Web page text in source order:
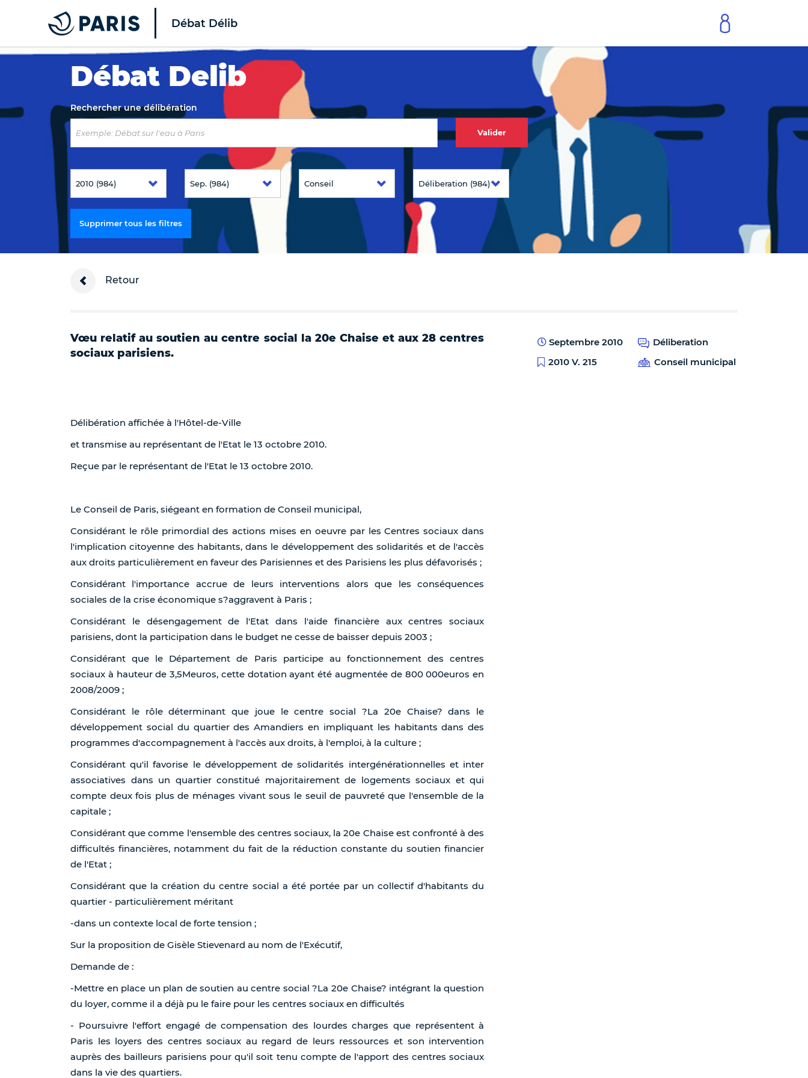
Top of the page
Débat Délib
Débat Delib
Rechercher une délibération
Valider
Supprimer tous les filtres
Retour
Vœu relatif au soutien au centre social la 20e Chaise et aux 28 centres
sociaux parisiens.
Délibération affichée à l'Hôtel-de-Ville
et transmise au représentant de l'Etat le 13 octobre 2010.
Reçue par le représentant de l'Etat le 13 octobre 2010.
Le Conseil de Paris, siégeant en formation de Conseil municipal,
Considérant le rôle primordial des actions mises en oeuvre par les Centres sociaux dans
l'implication citoyenne des habitants, dans le développement des solidarités et de l'accès
aux droits particulièrement en faveur des Parisiennes et des Parisiens les plus défavorisés ;
Considérant l'importance accrue de leurs interventions alors que les conséquences
sociales de la crise économique s?aggravent à Paris ;
Considérant le désengagement de l'Etat dans l'aide financière aux centres sociaux
parisiens, dont la participation dans le budget ne cesse de baisser depuis 2003 ;
Considérant que le Département de Paris participe au fonctionnement des centres
sociaux à hauteur de 3,5Meuros, cette dotation ayant été augmentée de 800 000euros en
2008/2009 ;
Considérant le rôle déterminant que joue le centre social ?La 20e Chaise? dans le
développement social du quartier des Amandiers en impliquant les habitants dans des
programmes d'accompagnement à l'accès aux droits, à l'emploi, à la culture ;
Considérant qu'il favorise le développement de solidarités intergénérationnelles et inter
associatives dans un quartier constitué majoritairement de logements sociaux et qui
compte deux fois plus de ménages vivant sous le seuil de pauvreté que l'ensemble de la
capitale ;
Considérant que comme l'ensemble des centres sociaux, la 20e Chaise est confronté à des
difficultés financières, notamment du fait de la réduction constante du soutien financier
de l'Etat ;
Considérant que la création du centre social a été portée par un collectif d'habitants du
quartier - particulièrement méritant
-dans un contexte local de forte tension ;
Sur la proposition de Gisèle Stievenard au nom de l'Exécutif,
Demande de :
-Mettre en place un plan de soutien au centre social ?La 20e Chaise? intégrant la question
du loyer, comme il a déjà pu le faire pour les centres sociaux en difficultés
- Poursuivre l'effort engagé de compensation des lourdes charges que représentent à
Paris les loyers des centres sociaux au regard de leurs ressources et son intervention
auprès des bailleurs parisiens pour qu'il soit tenu compte de l'apport des centres sociaux
dans la vie des quartiers.
Septembre 2010
Déliberation
2010 V. 215
Conseil municipal